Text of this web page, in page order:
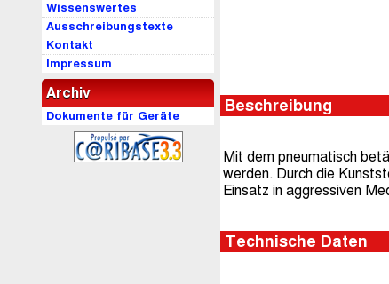
Wissenswertes
Ausschreibungstexte
Kontakt
Impressum
Archiv
Dokumente für Geräte
Beschreibung
Mit dem pneumatisch
werden. Durch die
Einsatz in aggressiven
Technische Daten